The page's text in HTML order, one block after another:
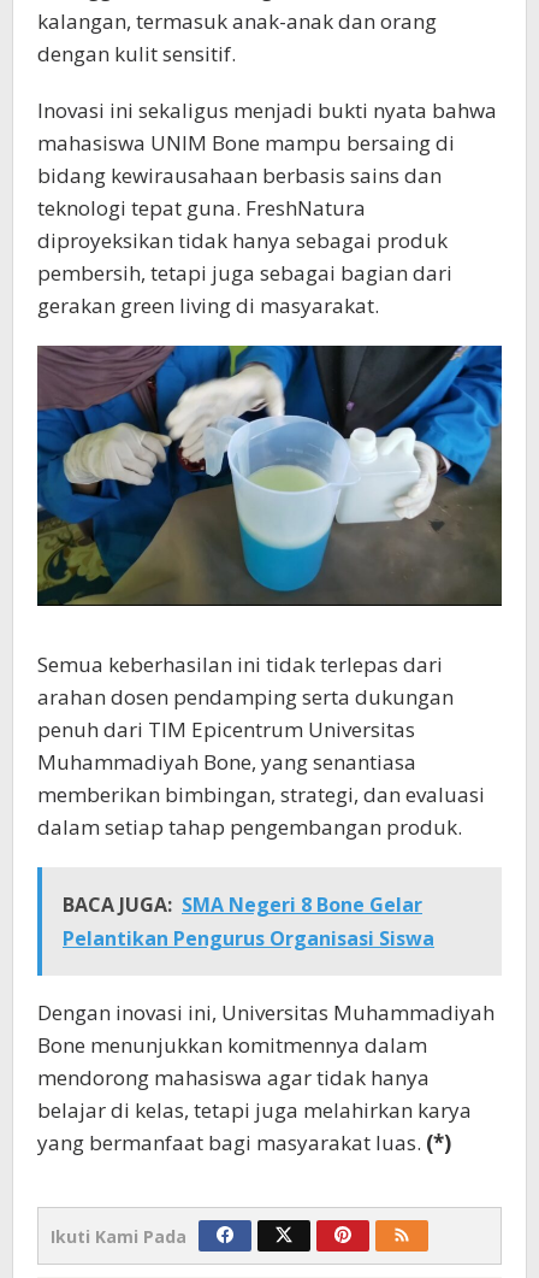
kalangan, termasuk anak-anak dan orang
dengan kulit sensitif.
Inovasi ini sekaligus menjadi bukti nyata bahwa
mahasiswa UNIM Bone mampu bersaing di
bidang kewirausahaan berbasis sains dan
teknologi tepat guna. FreshNatura
diproyeksikan tidak hanya sebagai produk
pembersih, tetapi juga sebagai bagian dari
gerakan green living di masyarakat.
Semua keberhasilan ini tidak terlepas dari
arahan dosen pendamping serta dukungan
penuh dari TIM Epicentrum Universitas
Muhammadiyah Bone, yang senantiasa
memberikan bimbingan, strategi, dan evaluasi
dalam setiap tahap pengembangan produk.
BACA JUGA: SMA Negeri 8 Bone Gelar
Pelantikan Pengurus Organisasi Siswa
Dengan inovasi ini, Universitas Muhammadiyah
Bone menunjukkan komitmennya dalam
mendorong mahasiswa agar tidak hanya
belajar di kelas, tetapi juga melahirkan karya
yang bermanfaat bagi masyarakat luas. (*)
Ikuti Kami Pada